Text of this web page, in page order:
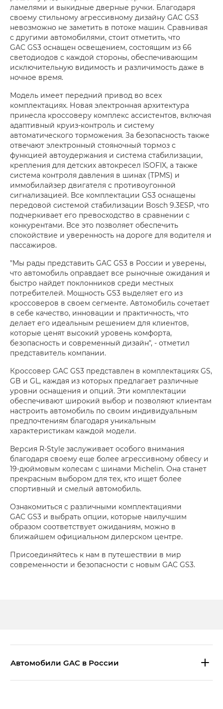
ламелями и выкидные дверные ручки. Благодаря
своему стильному агрессивному дизайну GAC GS3
невозможно не заметить в потоке машин. Сравнивая
с другими автомобилями, стоит отметить, что
GAC GS3 оснащен освещением, состоящим из 66
светодиодов с каждой стороны, обеспечивающим
исключительную видимость и различимость даже в
ночное время.
Модель имеет передний привод во всех
комплектациях. Новая электронная архитектура
принесла кроссоверу комплекс ассистентов, включая
адаптивный круиз-контроль и систему
автоматического торможения. За безопасность также
отвечают электронный стояночный тормоз с
функцией автоудержания и система стабилизации,
крепления для детских автокресел ISOFIX, а также
система контроля давления в шинах (TPMS) и
иммобилайзер двигателя с противоугонной
сигнализацией. Все комплектации GS3 оснащены
передовой системой стабилизации Bosch 9.3ESP, что
подчеркивает его превосходство в сравнении с
конкурентами. Все это позволяет обеспечить
спокойствие и уверенность на дороге для водителя и
пассажиров.
"Мы рады представить GAC GS3 в России и уверены,
что автомобиль оправдает все рыночные ожидания и
быстро найдет поклонников среди местных
потребителей. Мощность GS3 выделяет его из
кроссоверов в своем сегменте. Автомобиль сочетает
в себе качество, инновации и практичность, что
делает его идеальным решением для клиентов,
которые ценят высокий уровень комфорта,
безопасность и современный дизайн", - отметил
представитель компании.
Кроссовер GAC GS3 представлен в комплектациях GS,
GB и GL, каждая из которых предлагает различные
уровни оснащения и опций. Эти комплектации
обеспечивают широкий выбор и позволяют клиентам
настроить автомобиль по своим индивидуальным
предпочтениям благодаря уникальным
характеристикам каждой модели.
Версия R-Style заслуживает особого внимания
благодаря своему еще более агрессивному обвесу и
19-дюймовым колесам с шинами Michelin. Она станет
прекрасным выбором для тех, кто ищет более
спортивный и смелый автомобиль.
Ознакомиться с различными комплектациями
GAC GS3 и выбрать опции, которые наилучшим
образом соответствует ожиданиям, можно в
ближайшем официальном дилерском центре.
Присоединяйтесь к нам в путешествии в мир
современности и безопасности с новым GAC GS3.
Aвтомобили GAC в России